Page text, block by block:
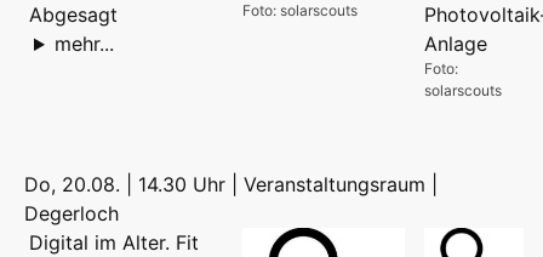
Foto:
solarscouts
Foto: solarscouts
Abgesagt
mehr...
Do, 20.08. | 14.30 Uhr | Veranstaltungsraum |
Degerloch
Digital im Alter. Fit